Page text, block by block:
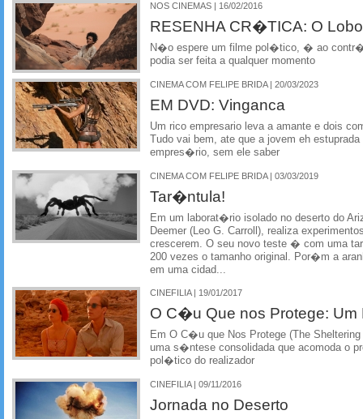
NOS CINEMAS | 16/02/2016
RESENHA CR�TICA: O
N�o espere um filme pol�tico, � ao
podia ser feita a qualquer momento
CINEMA COM FELIPE BRIDA | 20/03/2023
EM DVD: Vinganca
Um rico empresario leva a amante e dois
Tudo vai bem, ate que a jovem eh
empres�rio, sem ele saber
CINEMA COM FELIPE BRIDA | 03/03/2019
Tar�ntula!
Em um laborat�rio isolado no deserto do
Deemer (Leo G. Carroll), realiza
crescerem. O seu novo teste � com uma
200 vezes o tamanho original. Por�m a
em uma cidad...
CINEFILIA | 19/01/2017
O C�u Que nos Protege:
Em O C�u que Nos Protege (The
uma s�ntese consolidada que acomoda o
pol�tico do realizador
CINEFILIA | 09/11/2016
Jornada no Deserto